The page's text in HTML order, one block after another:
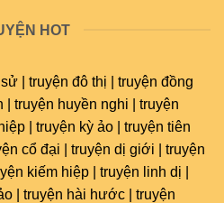
HOT
| truyện đô thị | truyện đồng
| truyện huyền nghi | truyện
| truyện kỳ ảo | truyện tiên
cổ đại | truyện dị giới | truyện
kiếm hiệp | truyện linh dị |
| truyện hài hước | truyện